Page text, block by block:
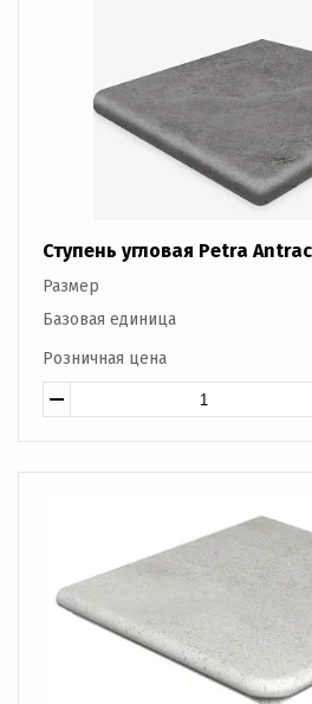
Ступень угловая Petra
Размер
Базовая единица
Розничная цена